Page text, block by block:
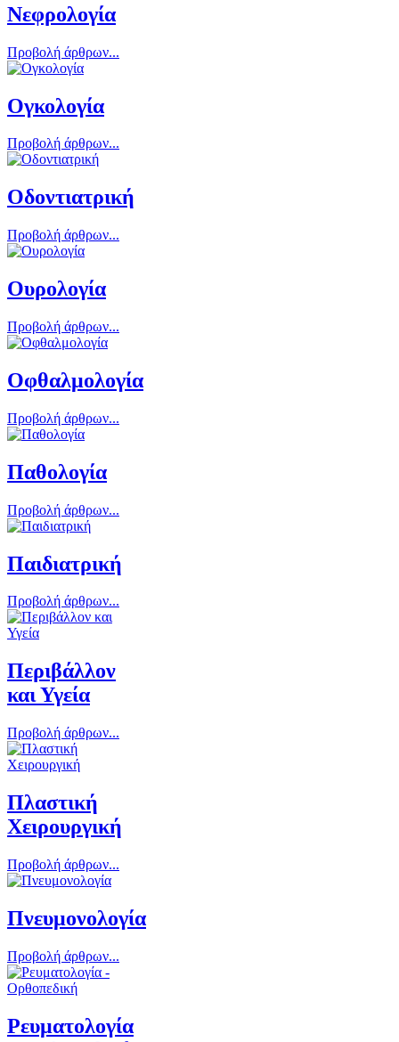
Νεφρολογία
Προβολή άρθρων...
Ογκολογία
Προβολή άρθρων...
Οδοντιατρική
Προβολή άρθρων...
Ουρολογία
Προβολή άρθρων...
Οφθαλμολογία
Προβολή άρθρων...
Παθολογία
Προβολή άρθρων...
Παιδιατρική
Προβολή άρθρων...
Περιβάλλον
και Υγεία
Προβολή άρθρων...
Πλαστική
Χειρουργική
Προβολή άρθρων...
Πνευμονολογία
Προβολή άρθρων...
Ρευματολογία